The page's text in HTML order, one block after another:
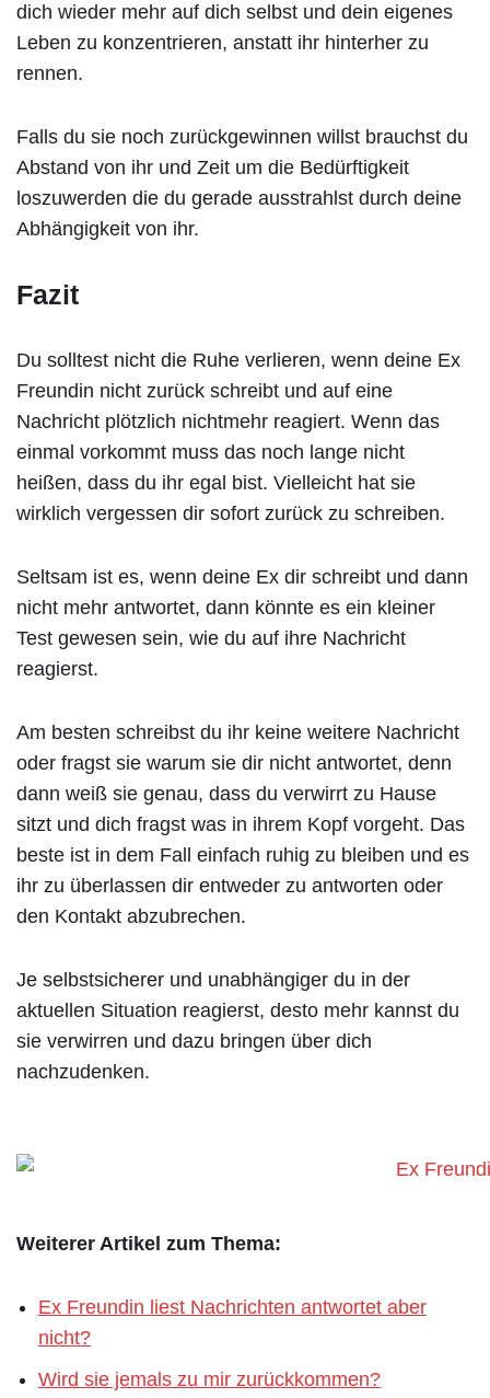
dich wieder mehr auf dich selbst und dein eigenes
Leben zu konzentrieren, anstatt ihr hinterher zu
rennen.
Falls du sie noch zurückgewinnen willst brauchst du
Abstand von ihr und Zeit um die Bedürftigkeit
loszuwerden die du gerade ausstrahlst durch deine
Abhängigkeit von ihr.
Fazit
Du solltest nicht die Ruhe verlieren, wenn deine Ex
Freundin nicht zurück schreibt und auf eine
Nachricht plötzlich nichtmehr reagiert. Wenn das
einmal vorkommt muss das noch lange nicht
heißen, dass du ihr egal bist. Vielleicht hat sie
wirklich vergessen dir sofort zurück zu schreiben.
Seltsam ist es, wenn deine Ex dir schreibt und dann
nicht mehr antwortet, dann könnte es ein kleiner
Test gewesen sein, wie du auf ihre Nachricht
reagierst.
Am besten schreibst du ihr keine weitere Nachricht
oder fragst sie warum sie dir nicht antwortet, denn
dann weiß sie genau, dass du verwirrt zu Hause
sitzt und dich fragst was in ihrem Kopf vorgeht. Das
beste ist in dem Fall einfach ruhig zu bleiben und es
ihr zu überlassen dir entweder zu antworten oder
den Kontakt abzubrechen.
Je selbstsicherer und unabhängiger du in der
aktuellen Situation reagierst, desto mehr kannst du
sie verwirren und dazu bringen über dich
nachzudenken.
Weiterer Artikel zum Thema:
Ex Freundin liest Nachrichten antwortet aber
nicht?
Wird sie jemals zu mir zurückkommen?